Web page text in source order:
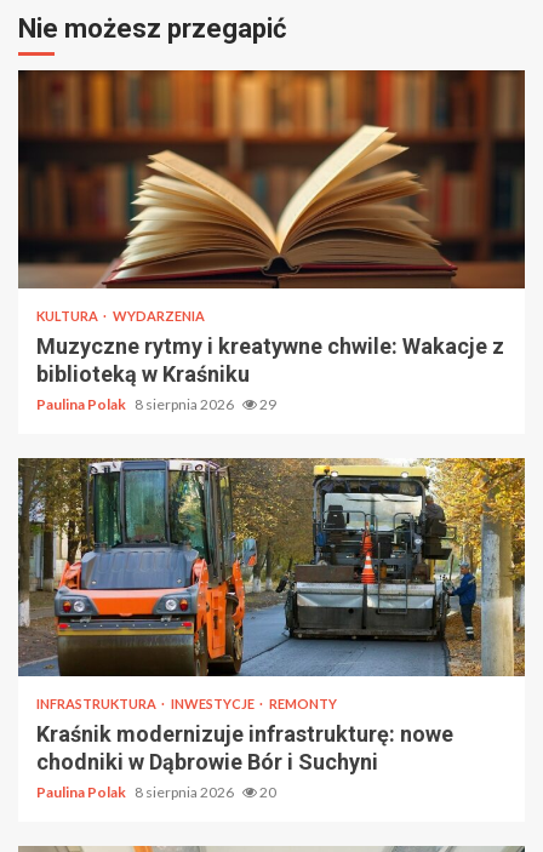
Nie możesz przegapić
KULTURA WYDARZENIA
Muzyczne rytmy i kreatywne chwile: Wakacje z
biblioteką w Kraśniku
Paulina Polak 8 sierpnia 2026 29
INFRASTRUKTURA INWESTYCJE REMONTY
Kraśnik modernizuje infrastrukturę: nowe
chodniki w Dąbrowie Bór i Suchyni
Paulina Polak 8 sierpnia 2026 20